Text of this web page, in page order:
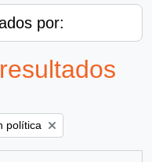
por:
política